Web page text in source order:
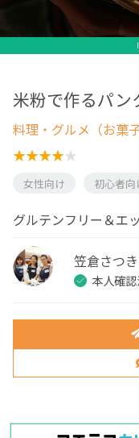
米粉で作るパン
料理・グルメ（お菓
女性向け 初心者向
グルテンフリー＆エ
笠倉さつき
本人確